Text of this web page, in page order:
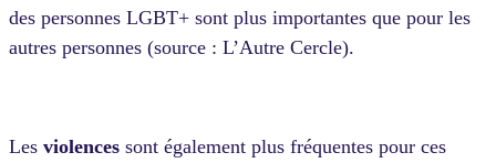
des personnes LGBT+ sont plus importantes que pour les
autres personnes (source : L’Autre Cercle).
Les violences sont également plus fréquentes pour ces